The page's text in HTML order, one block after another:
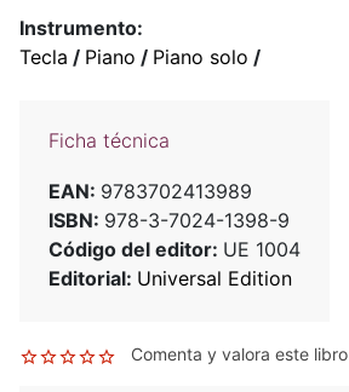
Instrumento:
Tecla / Piano / Piano solo /
Ficha técnica
EAN: 9783702413989
ISBN: 978-3-7024-1398-9
Código del editor: UE 1004
Editorial: Universal Edition
Comenta y valora este libro